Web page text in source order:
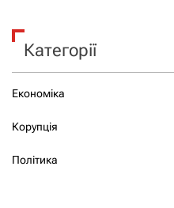
Категорії
Економіка
Корупція
Політика